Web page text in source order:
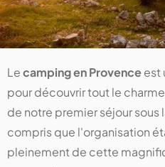
Lecamping en Provenceest
pour découvrir tout le
de notre premier séjour sous
compris que l'organisation
pleinement de cette